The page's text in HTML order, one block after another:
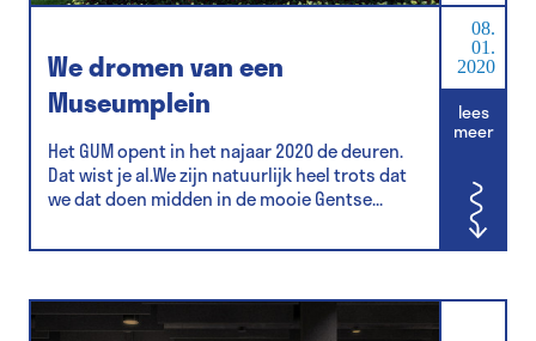
We dromen van een
Museumplein
Het GUM opent in het najaar 2020 de deuren.
Dat wist je al.We zijn natuurlijk heel trots dat
we dat doen midden in de mooie Gentse...
08.
01.
2020
lees
meer